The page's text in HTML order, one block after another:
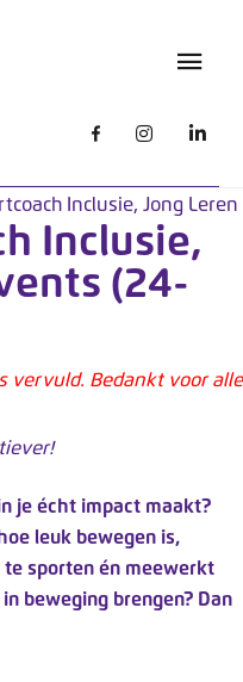
e
k
e
n
Inclusie, Jong
Inclusie,
(24-
vervuld. Bedankt voor alle
je écht impact maakt?
leuk bewegen is,
sporten én meewerkt
beweging brengen? Dan